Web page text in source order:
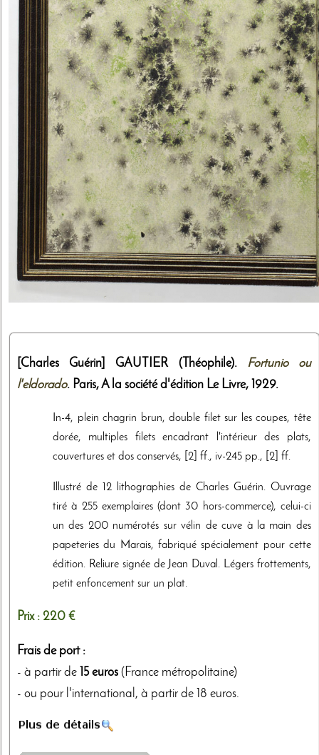
[Charles Guérin] GAUTIER (Théophile). Fortunio ou
l'eldorado. Paris,A la société d'édition Le Livre, 1929.
In-4, plein chagrin brun, double filet sur les coupes, tête
dorée, multiples filets encadrant l'intérieur des plats,
couvertures et dos conservés, [2] ff., iv-245 pp., [2] ff.
Illustré de 12 lithographies de Charles Guérin. Ouvrage
tiré à 255 exemplaires (dont 30 hors-commerce), celui-ci
un des 200 numérotés sur vélin de cuve à la main des
papeteries du Marais, fabriqué spécialement pour cette
édition. Reliure signée de Jean Duval. Légers frottements,
petit enfoncement sur un plat.
Prix : 220 €
Frais de port :
- à partir de 15 euros (France métropolitaine)
- ou pour l'international, à partir de 18 euros.